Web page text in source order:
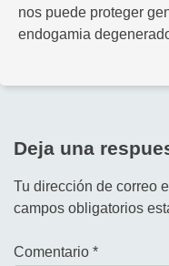
nos puede proteger
endogamia
Deja una
Tu dirección de correo
campos obligatorios
Comentario *